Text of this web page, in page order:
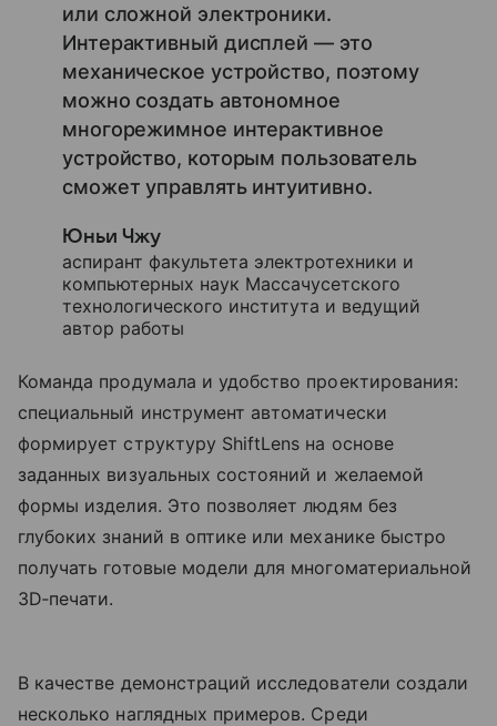
или сложной электроники.
Интерактивный дисплей — это
механическое устройство, поэтому
можно создать автономное
многорежимное интерактивное
устройство, которым пользователь
сможет управлять интуитивно.
Юньи Чжу
аспирант факультета электротехники и
компьютерных наук Массачусетского
технологического института и ведущий
автор работы
Команда продумала и удобство проектирования:
специальный инструмент автоматически
формирует структуру ShiftLens на основе
заданных визуальных состояний и желаемой
формы изделия. Это позволяет людям без
глубоких знаний в оптике или механике быстро
получать готовые модели для многоматериальной
3D‑печати.
В качестве демонстраций исследователи создали
несколько наглядных примеров. Среди